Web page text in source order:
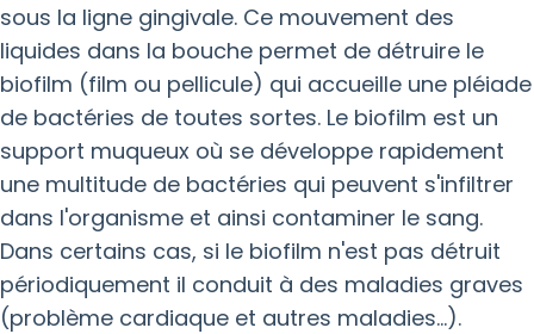
sous la ligne gingivale. Ce mouvement des
liquides dans la bouche permet de détruire le
biofilm (film ou pellicule) qui accueille une pléiade
de bactéries de toutes sortes. Le biofilm est un
support muqueux où se développe rapidement
une multitude de bactéries qui peuvent s'infiltrer
dans l'organisme et ainsi contaminer le sang.
Dans certains cas, si le biofilm n'est pas détruit
périodiquement il conduit à des maladies graves
(problème cardiaque et autres maladies...).